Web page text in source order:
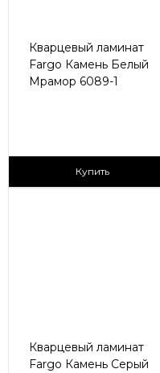
Кварцевый ламинат
Fargo Камень Белый
Мрамор 6089-1
2
Купить
Кварцевый ламинат
Fargo Камень Серый